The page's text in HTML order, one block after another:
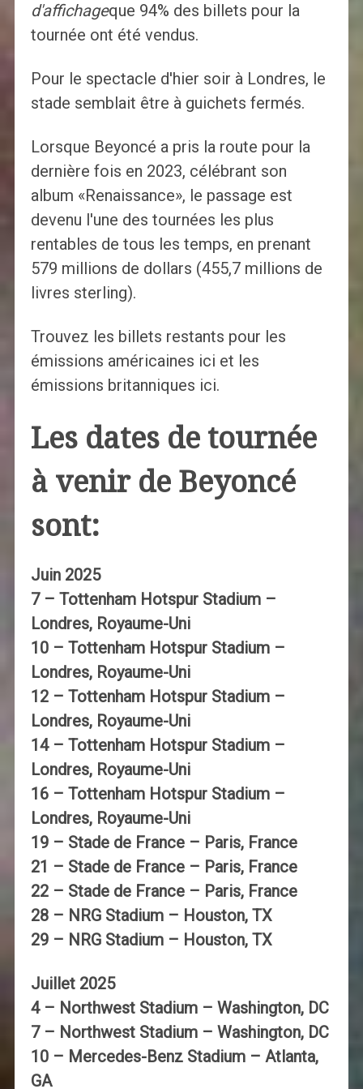
d'affichageque 94% des billets pour la
tournée ont été vendus.
Pour le spectacle d'hier soir à Londres, le
stade semblait être à guichets fermés.
Lorsque Beyoncé a pris la route pour la
dernière fois en 2023, célébrant son
album «Renaissance», le passage est
devenu l'une des tournées les plus
rentables de tous les temps, en prenant
579 millions de dollars (455,7 millions de
livres sterling).
Trouvez les billets restants pour les
émissions américaines ici et les
émissions britanniques ici.
Les dates de tournée
à venir de Beyoncé
sont:
Juin 2025
7 – Tottenham Hotspur Stadium –
Londres, Royaume-Uni
10 – Tottenham Hotspur Stadium –
Londres, Royaume-Uni
12 – Tottenham Hotspur Stadium –
Londres, Royaume-Uni
14 – Tottenham Hotspur Stadium –
Londres, Royaume-Uni
16 – Tottenham Hotspur Stadium –
Londres, Royaume-Uni
19 – Stade de France – Paris, France
21 – Stade de France – Paris, France
22 – Stade de France – Paris, France
28 – NRG Stadium – Houston, TX
29 – NRG Stadium – Houston, TX
Juillet 2025
4 – Northwest Stadium – Washington, DC
7 – Northwest Stadium – Washington, DC
10 – Mercedes-Benz Stadium – Atlanta,
GA